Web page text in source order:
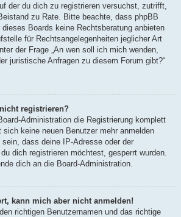
der du dich zu registrieren versuchst, zutrifft,
zu Rate. Bitte beachte, dass phpBB
Boards keine Rechtsberatung anbieten
für Rechtsangelegenheiten jeglicher Art
der Frage „An wen soll ich mich wenden,
juristische Anfragen zu diesem Forum gibt?“
registrieren?
Administration die Registrierung komplett
keine neuen Benutzer mehr anmelden
dass deine IP-Adresse oder der
dich registrieren möchtest, gesperrt wurden.
dich an die Board-Administration.
kann mich aber nicht anmelden!
richtigen Benutzernamen und das richtige